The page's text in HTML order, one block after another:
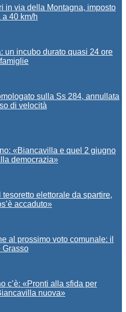
in via della Montagna, imposto
a 40 km/h
un incubo durato quasi 24 ore
sulla Ss 284, annullata
di velocità
«Biancavilla e quel 2 giugno
democrazia»
tesoretto elettorale da spartire,
accaduto»
al prossimo voto comunale: il
Grasso
c’è: «Pronti alla sfida per
nuova»